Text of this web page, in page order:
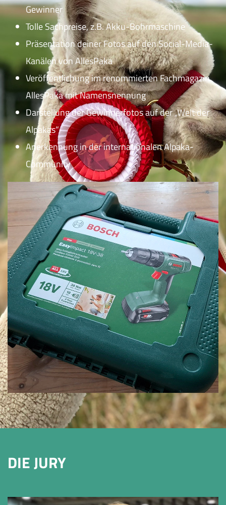
Gewinner
Tolle Sachpreise, z.B. Akku-Bohrmaschine
Präsentation deiner Fotos auf den Social-Media-
Kanälen von AllesPaka
Veröffentlichung im renommierten Fachmagazin
AllesPaka mit Namensnennung
Darstellung der Gewinnerfotos auf der „Welt der
Alpakas“
Anerkennung in der internationalen Alpaka-
Community
DIE JURY